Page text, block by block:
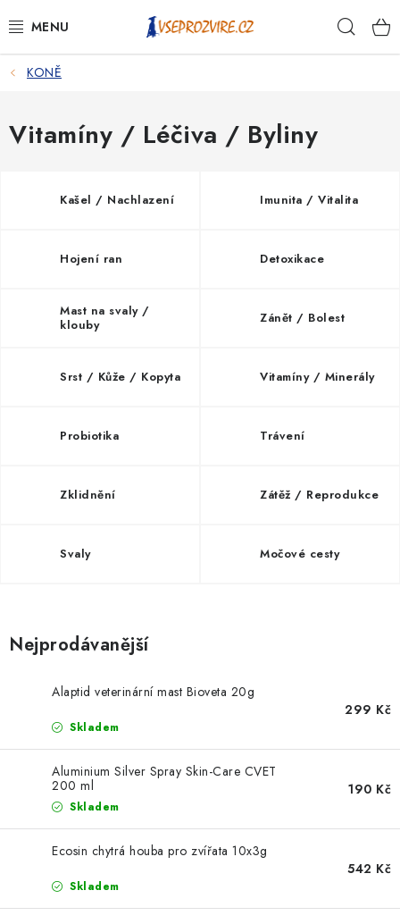
na
PSI
KOČKY
PRO CHOVATELE
NA NEMOCI
Ceník dopravy
Obchodní podmínky
KONĚ
Vitamíny / Léčiva / Byliny
Kašel / Nachlazení Imunita / Vitalita
Hojení ran Detoxikace
Mast na svaly /
klouby
Zánět / Bolest
Srst / Kůže / Kopyta Vitamíny / Minerály
Probiotika Trávení
Zklidnění Zátěž / Reprodukce
Svaly Močové cesty
Nejprodávanější
Alaptid veterinární mast Bioveta 20g
Skladem
299 Kč
Aluminium Silver Spray Skin-Care CVET
200 ml
Skladem
190 Kč
Ecosin chytrá houba pro zvířata 10x3g
Skladem
542 Kč